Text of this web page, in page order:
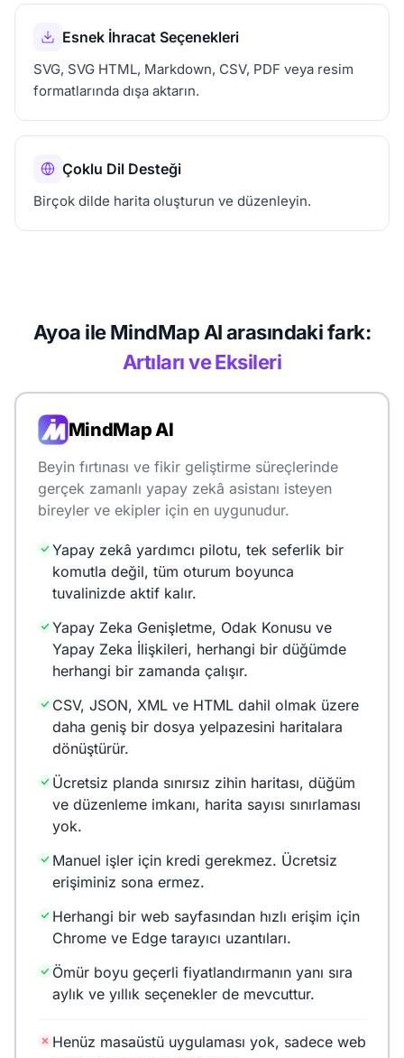
Esnek İhracat Seçenekleri
SVG, SVG HTML, Markdown, CSV, PDF veya resim
formatlarında dışa aktarın.
Çoklu Dil Desteği
Birçok dilde harita oluşturun ve düzenleyin.
Ayoa ile MindMap AI arasındaki fark:
Artıları ve Eksileri
MindMap AI
Beyin fırtınası ve fikir geliştirme süreçlerinde
gerçek zamanlı yapay zekâ asistanı isteyen
bireyler ve ekipler için en uygunudur.
Yapay zekâ yardımcı pilotu, tek seferlik bir
komutla değil, tüm oturum boyunca
tuvalinizde aktif kalır.
Yapay Zeka Genişletme, Odak Konusu ve
Yapay Zeka İlişkileri, herhangi bir düğümde
herhangi bir zamanda çalışır.
CSV, JSON, XML ve HTML dahil olmak üzere
daha geniş bir dosya yelpazesini haritalara
dönüştürür.
Ücretsiz planda sınırsız zihin haritası, düğüm
ve düzenleme imkanı, harita sayısı sınırlaması
yok.
Manuel işler için kredi gerekmez. Ücretsiz
erişiminiz sona ermez.
Herhangi bir web sayfasından hızlı erişim için
Chrome ve Edge tarayıcı uzantıları.
Ömür boyu geçerli fiyatlandırmanın yanı sıra
aylık ve yıllık seçenekler de mevcuttur.
Henüz masaüstü uygulaması yok, sadece web